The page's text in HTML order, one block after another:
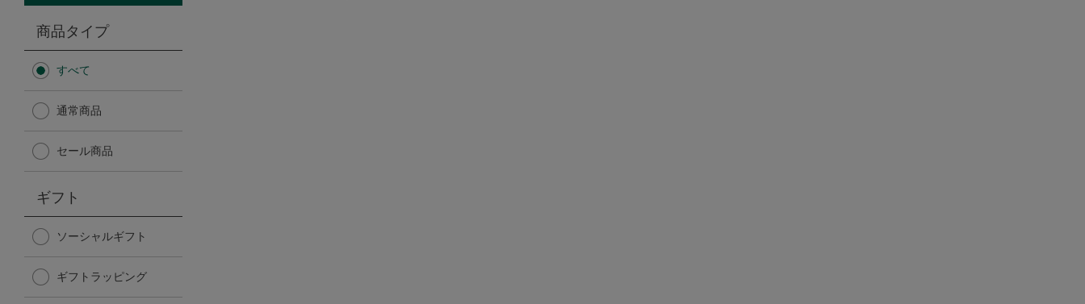
Afternoon Tea TEAROOM
Afternoon Tea TEAROOM
日傘
商品タイプ
すべて
通常商品
セール商品
ギフト
ソーシャルギフト
ギフトラッピング